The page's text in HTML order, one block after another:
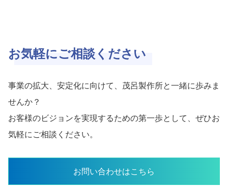
お気軽にご相談ください
事業の拡大、安定化に向けて、茂呂製作所と一緒に歩みま
せんか？
お客様のビジョンを実現するための第一歩として、ぜひお
気軽にご相談ください。
お問い合わせはこちら